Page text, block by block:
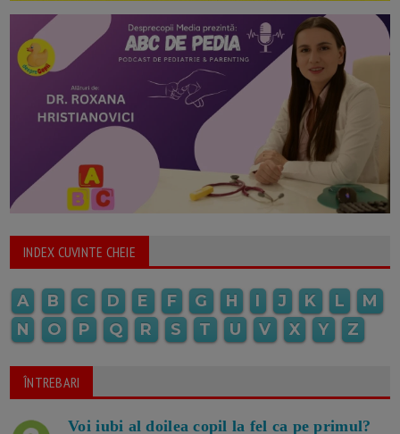
INDEX CUVINTE CHEIE
A B C D E F G H I J K L
M
N
O P Q R S T U V X Y Z
ÎNTREBARI
Voi iubi al doilea copil la fel ca pe primul?